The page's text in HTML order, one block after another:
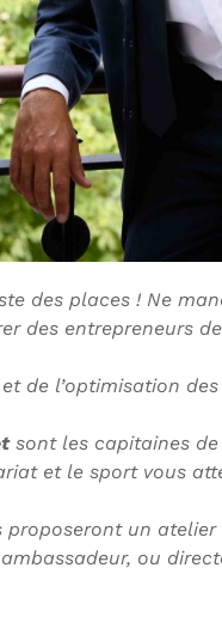
des places ! Ne
des entrepreneurs
de l’optimisation
sont les capitaines de
et le sport vous
proposeront un
ou